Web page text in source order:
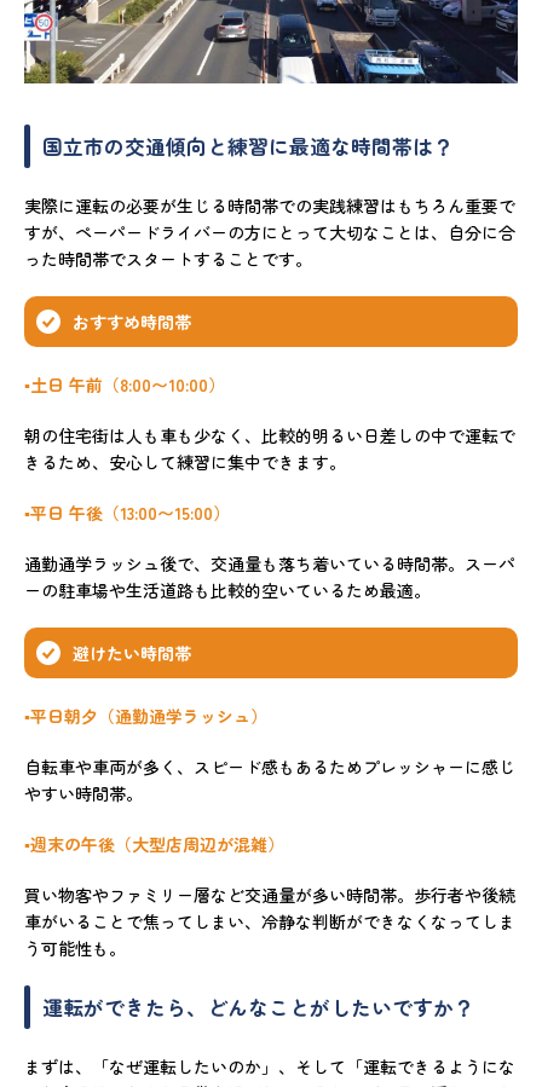
国立市の交通傾向と練習に最適な時間帯は？
実際に運転の必要が生じる時間帯での実践練習はもちろん重要で
すが、ペーパードライバーの方にとって大切なことは、自分に合
った時間帯でスタートすることです。
おすすめ時間帯
▪️土日 午前（8:00〜10:00）
朝の住宅街は人も車も少なく、比較的明るい日差しの中で運転で
きるため、安心して練習に集中できます。
▪️平日 午後（13:00〜15:00）
通勤通学ラッシュ後で、交通量も落ち着いている時間帯。スーパ
ーの駐車場や生活道路も比較的空いているため最適。
避けたい時間帯
▪️平日朝夕（通勤通学ラッシュ）
自転車や車両が多く、スピード感もあるためプレッシャーに感じ
やすい時間帯。
▪️週末の午後（大型店周辺が混雑）
買い物客やファミリー層など交通量が多い時間帯。歩行者や後続
車がいることで焦ってしまい、冷静な判断ができなくなってしま
う可能性も。
運転ができたら、どんなことがしたいですか？
まずは、「なぜ運転したいのか」、そして「運転できるようにな